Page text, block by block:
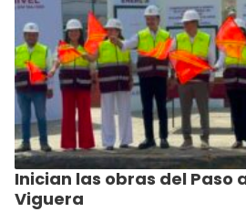
Inician las obras del Paso
Viguera